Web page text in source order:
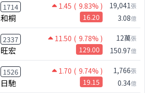
1714 1.45 ( 9.83% )
和桐 16.20
19,041張
3.08億
2337 11.50 ( 9.78% )
旺宏 129.00
12萬張
150.97億
1526 1.70 ( 9.74% )
日馳 19.15
1,766張
0.34億